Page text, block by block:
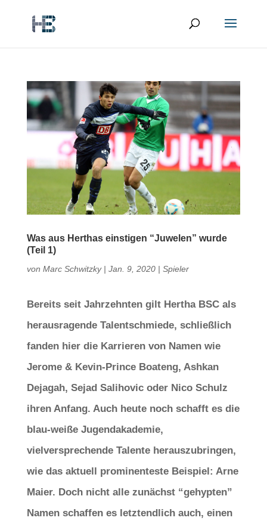
Was aus Herthas einstigen “Juwelen” wurde
(Teil 1)
von Marc Schwitzky| Jan. 9, 2020| Spieler
Bereits seit Jahrzehnten gilt Hertha BSC als
herausragende Talentschmiede, schließlich
fanden hier die Karrieren von Namen wie
Jerome & Kevin-Prince Boateng, Ashkan
Dejagah, Sejad Salihovic oder Nico Schulz
ihren Anfang. Auch heute noch schafft es die
blau-weiße Jugendakademie,
vielversprechende Talente herauszubringen,
wie das aktuell prominenteste Beispiel: Arne
Maier. Doch nicht alle zunächst “gehypten”
Namen schaffen es letztendlich auch, einen